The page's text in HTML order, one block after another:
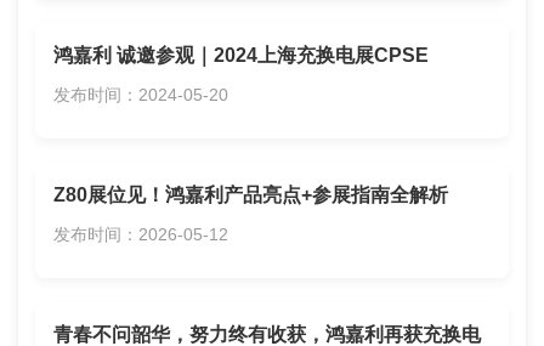
鸿嘉利 诚邀参观｜2024上海充换电展CPSE
发布时间：2024-05-20
Z80展位见！鸿嘉利产品亮点+参展指南全解析
发布时间：2026-05-12
青春不问韶华，努力终有收获，鸿嘉利再获充换电